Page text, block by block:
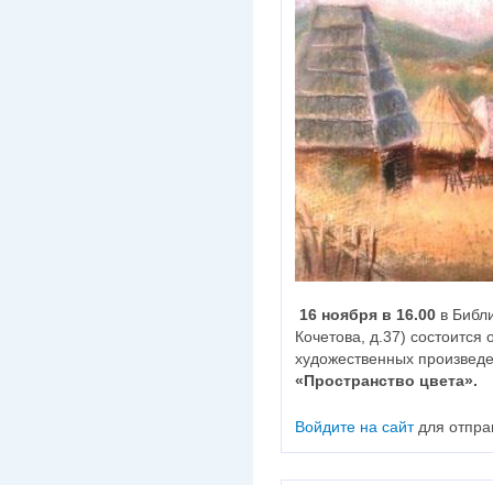
16 ноября в 16.00 в
Кочетова, д.37) состоится
художественных
«Пространство цвета».
Войдите на сайтдля